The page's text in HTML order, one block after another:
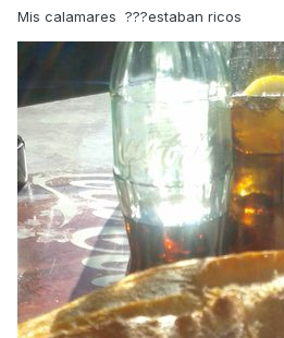
al llegar a la cruz verde, muchas
para tomarnos, como no, un
(alguno de calamares, jeje. ehh
asi que solo me queda agradecer
en esta ruta y emplazarlos para la
sugerencias.
también tengo que decir que se ha
algún forero mas, pero bueno todo
vamos a ver si entre todos
las rutas, que últimamente esta
Mis calamares ???estaban ricos